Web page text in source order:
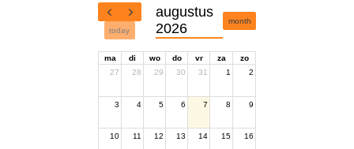
today
augustus
2026
month
ma di wo do vr za
zo
27
28 29 30 31 1 2
3 4 5 6 7 8 9
10 11 12 13 14 15 16